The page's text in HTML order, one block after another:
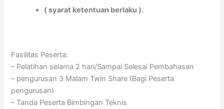
( syarat ketentuan berlaku ).
Fasilitas Peserta:
– Pelatihan selama 2 hari/Sampai Selesai Pembahasan
– pengurusan 3 Malam Twin Share (Bagi Peserta
pengurusan)
– Tanda Peserta Bimbingan Teknis